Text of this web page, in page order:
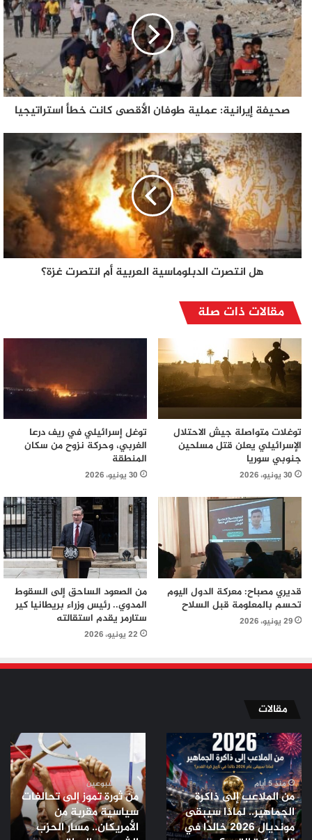
صحيفة إيرانية: عملية طوفان الأقصى كانت خطأ استراتيجيا
هل انتصرت الدبلوماسية العربية أم انتصرت غزة؟
مقالات ذات صلة
توغلات متواصلة جيش الاحتلال
الإسرائيلي يعلن قتل مسلحين
جنوبي سوريا
30 يونيو، 2026
توغل إسرائيلي في ريف درعا
الغربي، وحركة نزوح من سكان
المنطقة
30 يونيو، 2026
قديري مصباح: معركة الدول اليوم
تحسم بالمعلومة قبل السلاح
29 يونيو، 2026
من الصعود الساحق إلى السقوط
المدوي.. رئيس وزراء بريطانيا كير
ستارمر يقدم استقالته
22 يونيو، 2026
مقالات
من
الملاعب
إلى
ذاكرة
الجماهير..
لماذا
سيبقى
منذ 5 أيام
من الملاعب إلى ذاكرة
الجماهير.. لماذا سيبقى
مونديال 2026 خالدًا في
ثورة
تموز
إلى
تحالفات
سياسية
مقربة
منذ أسبوعين
من ثورة تموز إلى تحالفات
سياسية مقربة من
الأمريكان.. مسار الحزب